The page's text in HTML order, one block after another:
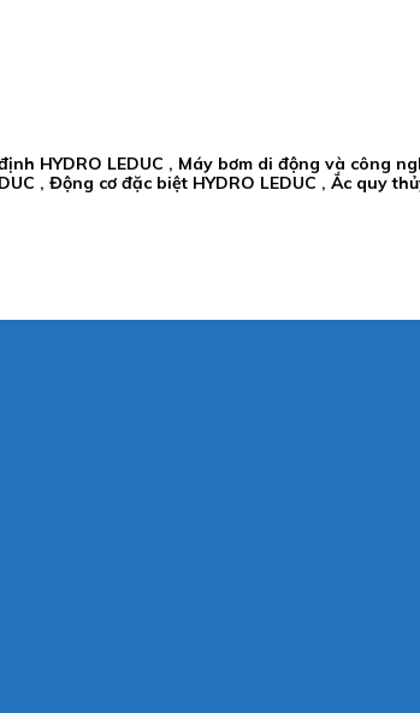
HYDRO LEDUC , Máy bơm di động và công
, Động cơ đặc biệt HYDRO LEDUC , Ắc quy